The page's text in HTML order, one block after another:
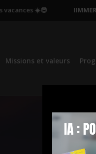
☀️😎
Missions et valeurs